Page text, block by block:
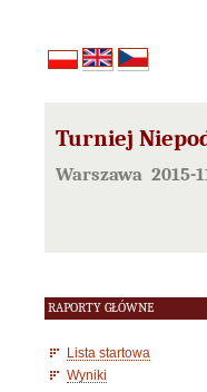
Turniej
Warszawa 2015-
RAPORTY GŁÓWNE
Lista startowa
Wyniki